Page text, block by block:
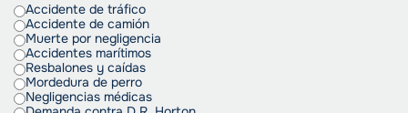
Accidente de tráfico
Accidente de camión
Muerte por negligencia
Accidentes marítimos
Resbalones y caídas
Mordedura de perro
Negligencias médicas